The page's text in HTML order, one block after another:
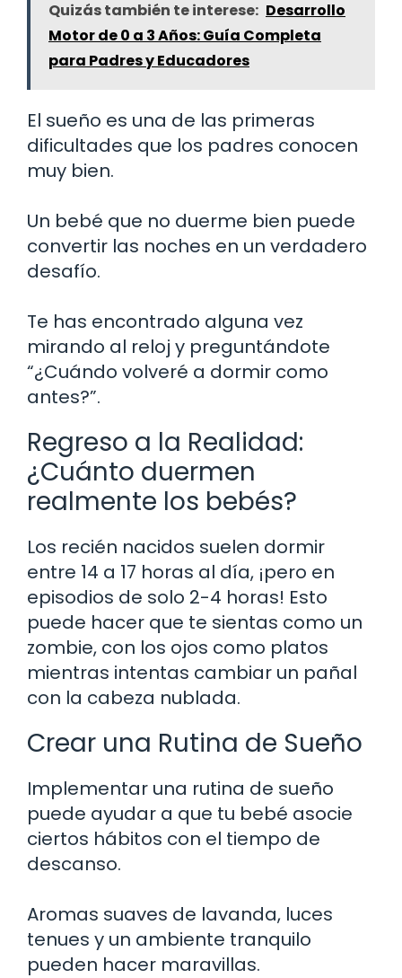
Quizás también te interese: Desarrollo
Motor de 0 a 3 Años: Guía Completa
para Padres y Educadores
El sueño es una de las primeras
dificultades que los padres conocen
muy bien.
Un bebé que no duerme bien puede
convertir las noches en un verdadero
desafío.
Te has encontrado alguna vez
mirando al reloj y preguntándote
“¿Cuándo volveré a dormir como
antes?”.
Regreso a la Realidad:
¿Cuánto duermen
realmente los bebés?
Los recién nacidos suelen dormir
entre 14 a 17 horas al día, ¡pero en
episodios de solo 2-4 horas! Esto
puede hacer que te sientas como un
zombie, con los ojos como platos
mientras intentas cambiar un pañal
con la cabeza nublada.
Crear una Rutina de Sueño
Implementar una rutina de sueño
puede ayudar a que tu bebé asocie
ciertos hábitos con el tiempo de
descanso.
Aromas suaves de lavanda, luces
tenues y un ambiente tranquilo
pueden hacer maravillas.